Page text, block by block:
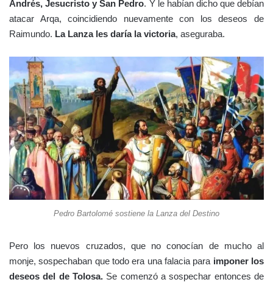
Andrés, Jesucristo y San Pedro. Y le habían dicho que debían
atacar Arqa, coincidiendo nuevamente con los deseos de
Raimundo. La Lanza les daría la victoria, aseguraba.
Pedro Bartolomé sostiene la Lanza del Destino
Pero los nuevos cruzados, que no conocían de mucho al
monje, sospechaban que todo era una falacia para imponer los
deseos del de Tolosa. Se comenzó a sospechar entonces de